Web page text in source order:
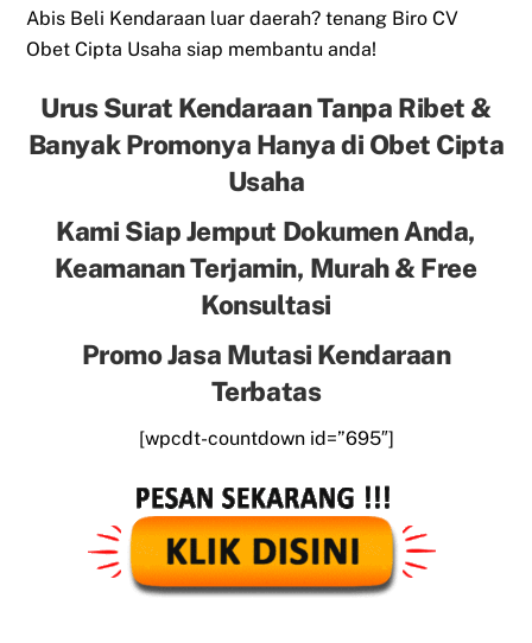
Abis Beli Kendaraan luar daerah? tenang Biro CV
Obet Cipta Usaha siap membantu anda!
Urus Surat Kendaraan Tanpa Ribet &
Banyak Promonya Hanya di Obet Cipta
Usaha
Kami Siap Jemput Dokumen Anda,
Keamanan Terjamin, Murah & Free
Konsultasi
Promo Jasa Mutasi Kendaraan
Terbatas
[wpcdt-countdown id=”695″]